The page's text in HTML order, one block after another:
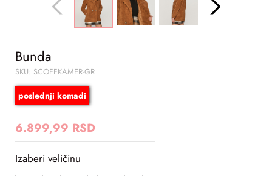
Bunda
SKU: SCOFFKAMER-GR
poslednji komadi
6.899,99 RSD
Izaberi veličinu